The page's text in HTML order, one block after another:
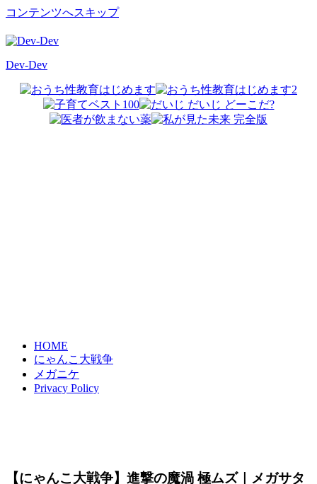
コンテンツへスキップ
Dev-Dev
HOME
にゃんこ大戦争
メガニケ
Privacy Policy
【にゃんこ大戦争】進撃の魔渦 極ムズ｜メガサタ